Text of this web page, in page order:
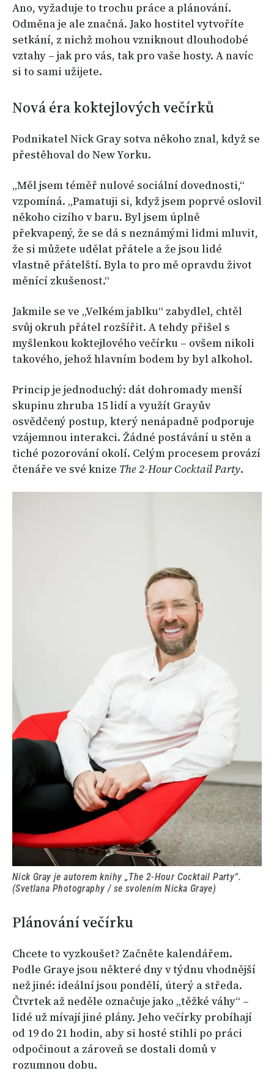
Ano, vyžaduje to trochu práce a plánování.
Odměna je ale značná. Jako hostitel vytvoříte
setkání, z nichž mohou vzniknout dlouhodobé
vztahy – jak pro vás, tak pro vaše hosty. A navíc
si to sami užijete.
Nová éra koktejlových večírků
Podnikatel Nick Gray sotva někoho znal, když se
přestěhoval do New Yorku.
„Měl jsem téměř nulové sociální dovednosti,“
vzpomíná. „Pamatuji si, když jsem poprvé oslovil
někoho cizího v baru. Byl jsem úplně
překvapený, že se dá s neznámými lidmi mluvit,
že si můžete udělat přátele a že jsou lidé
vlastně přátelští. Byla to pro mě opravdu život
měnící zkušenost.“
Jakmile se ve „Velkém jablku“ zabydlel, chtěl
svůj okruh přátel rozšířit. A tehdy přišel s
myšlenkou koktejlového večírku – ovšem nikoli
takového, jehož hlavním bodem by byl alkohol.
Princip je jednoduchý: dát dohromady menší
skupinu zhruba 15 lidí a využít Grayův
osvědčený postup, který nenápadně podporuje
vzájemnou interakci. Žádné postávání u stěn a
tiché pozorování okolí. Celým procesem provází
čtenáře ve své knize The 2-Hour Cocktail Party.
Nick Gray je autorem knihy „The 2-Hour Cocktail Party“.
(Svetlana Photography / se svolením Nicka Graye)
Plánování večírku
Chcete to vyzkoušet? Začněte kalendářem.
Podle Graye jsou některé dny v týdnu vhodnější
než jiné: ideální jsou pondělí, úterý a středa.
Čtvrtek až neděle označuje jako „těžké váhy“ –
lidé už mívají jiné plány. Jeho večírky probíhají
od 19 do 21 hodin, aby si hosté stihli po práci
odpočinout a zároveň se dostali domů v
rozumnou dobu.